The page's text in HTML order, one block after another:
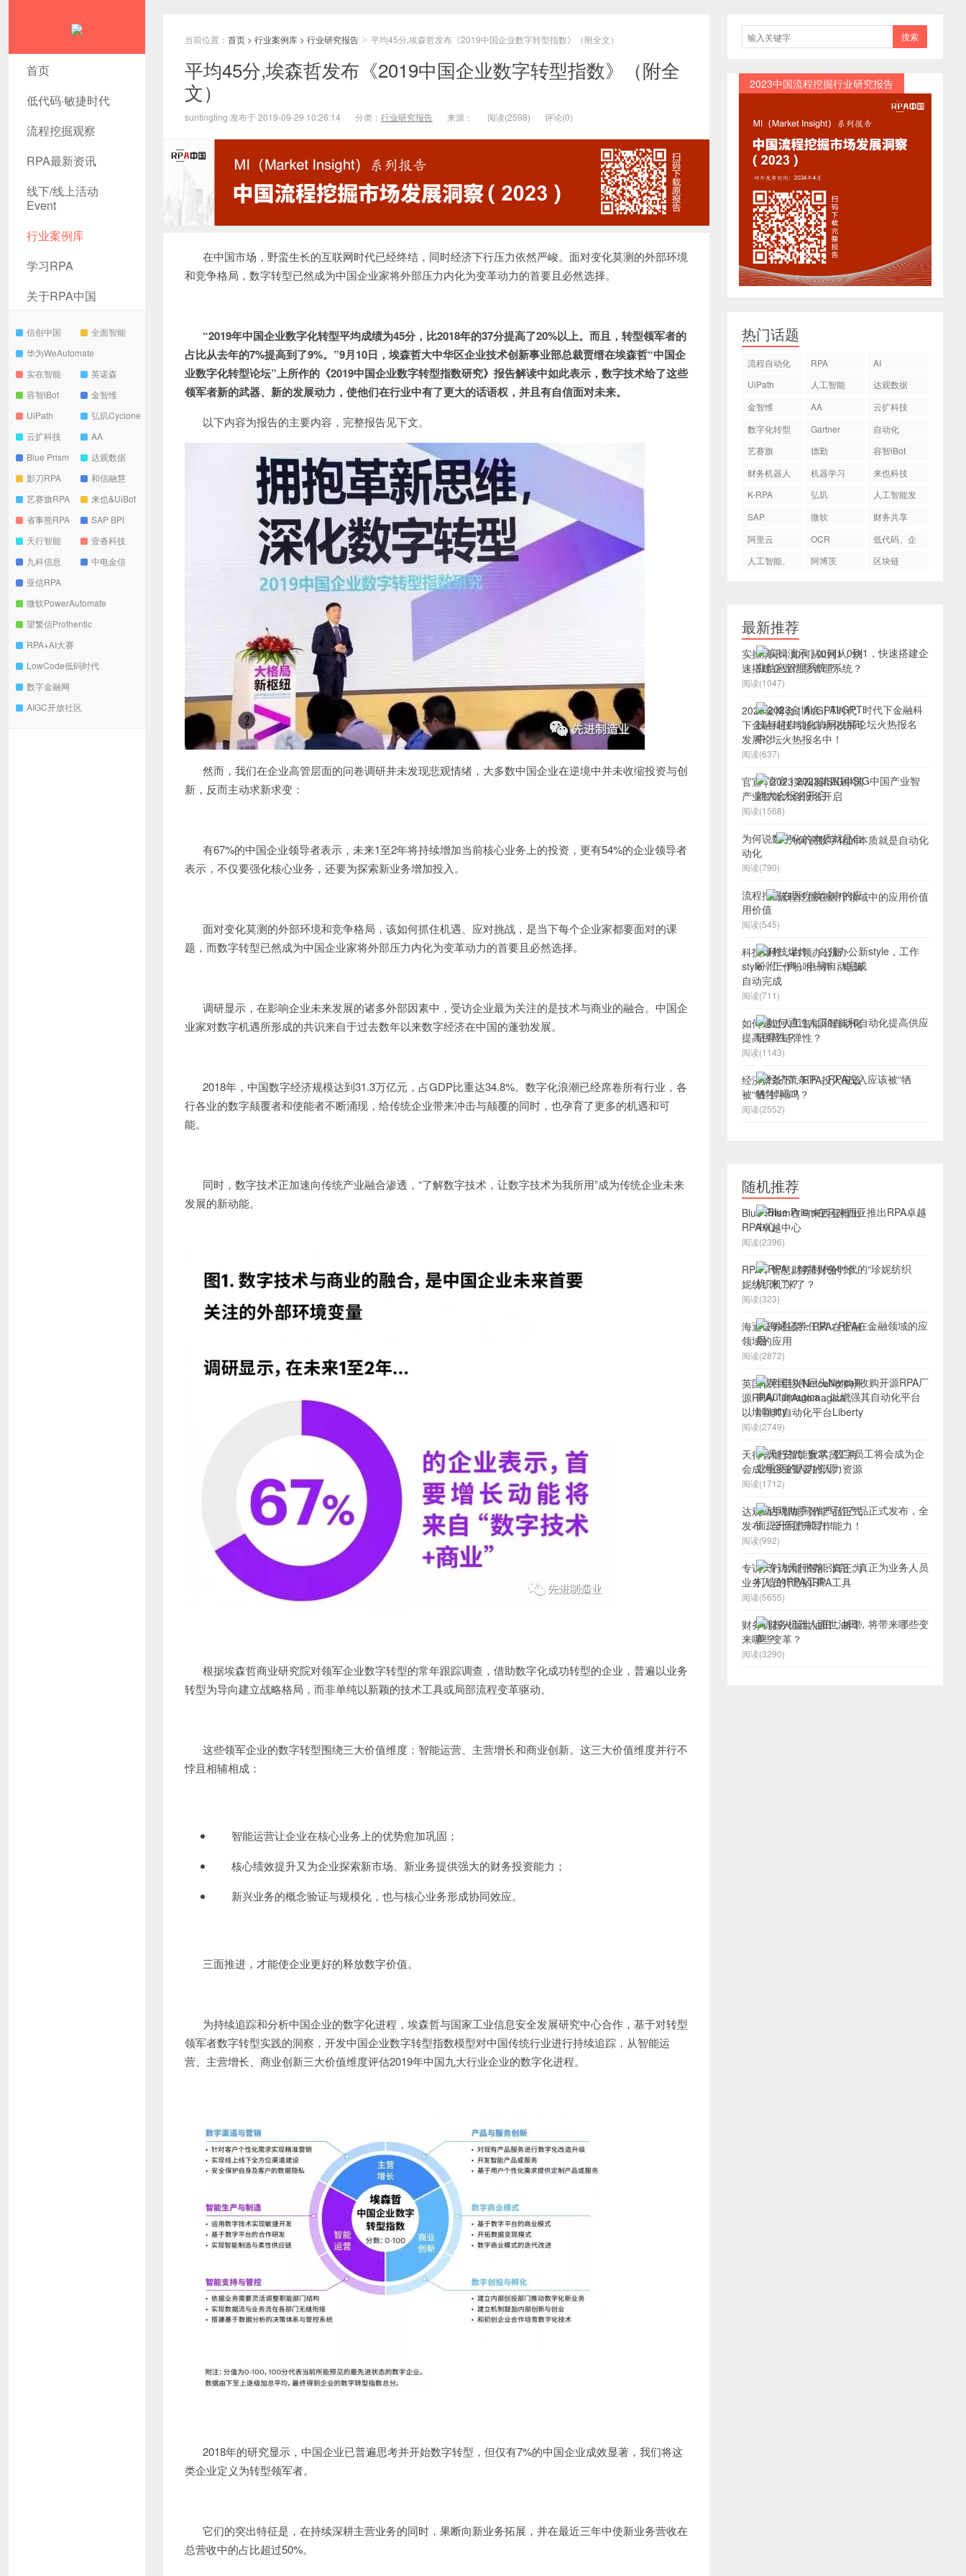
首页
低代码·敏捷时代
流程挖掘观察
RPA最新资讯
线下/线上活动
Event
行业案例库
学习RPA
关于RPA中国
信创中国
全面智能
华为WeAutomate
实在智能
英诺森
容智iBot
金智维
UiPath
弘玑Cyclone
云扩科技
AA
Blue Prism
达观数据
影刀RPA
和信融慧
艺赛旗RPA
来也&UiBot
省事熊RPA
SAP BPI
天行智能
壹沓科技
九科信息
中电金信
亚信RPA
微软PowerAutomate
望繁信Prothentic
RPA+AI大赛
LowCode低码时代
数字金融网
AIGC开放社区
当前位置： 首页 > 行业案例库 > 行业研究报告 > 平均45分,埃森哲发布《2019中国企业数字转型指数》（附全文）
平均45分,埃森哲发布《2019中国企业数字转型指数》（附全
文）
suntingting 发布于 2019-09-29 10:26:14 分类： 行业研究报告 来源： 阅读(2598) 评论(0)
在中国市场，野蛮生长的互联网时代已经终结，同时经济下行压力依然严峻。面对变化莫测的外部环境
和竞争格局，数字转型已然成为中国企业家将外部压力内化为变革动力的首要且必然选择。
“2019年中国企业数字化转型平均成绩为45分，比2018年的37分提高了20%以上。 而且，转型领军者的
占比从去年的7%提高到了9%。 ”9月10日，埃森哲大中华区企业技术创新事业部总裁贾缙在埃森哲“中国企
业数字化转型论坛”上所作的《2019中国企业数字转型指数研究》报告解读中如此表示，数字技术给了这些
领军者新的武器、新的发展动力，使他们在行业中有了更大的话语权，并且有自信面对未来。
以下内容为报告的主要内容，完整报告见下文。
然而，我们在企业高管层面的问卷调研并未发现悲观情绪，大多数中国企业在逆境中并未收缩投资与创
新，反而主动求新求变：
有67%的中国企业领导者表示，未来1至2年将持续增加当前核心业务上的投资，更有54%的企业领导者
表示，不仅要强化核心业务，还要为探索新业务增加投入。
面对变化莫测的外部环境和竞争格局，该如何抓住机遇、应对挑战，是当下每个企业家都要面对的课
题，而数字转型已然成为中国企业家将外部压力内化为变革动力的首要且必然选择。
调研显示，在影响企业未来发展的诸多外部因素中，受访企业最为关注的是技术与商业的融合。中国企
业家对数字机遇所形成的共识来自于过去数年以来数字经济在中国的蓬勃发展。
2018年，中国数字经济规模达到31.3万亿元，占GDP比重达34.8%。数字化浪潮已经席卷所有行业，各
行各业的数字颠覆者和使能者不断涌现，给传统企业带来冲击与颠覆的同时，也孕育了更多的机遇和可
能。
同时，数字技术正加速向传统产业融合渗透，“了解数字技术，让数字技术为我所用”成为传统企业未来
发展的新动能。
根据埃森哲商业研究院对领军企业数字转型的常年跟踪调查，借助数字化成功转型的企业，普遍以业务
转型为导向建立战略格局，而非单纯以新颖的技术工具或局部流程变革驱动。
这些领军企业的数字转型围绕三大价值维度：智能运营、主营增长和商业创新。这三大价值维度并行不
悖且相辅相成：
智能运营让企业在核心业务上的优势愈加巩固；
核心绩效提升又为企业探索新市场、新业务提供强大的财务投资能力；
新兴业务的概念验证与规模化，也与核心业务形成协同效应。
三面推进，才能使企业更好的释放数字价值。
为持续追踪和分析中国企业的数字化进程，埃森哲与国家工业信息安全发展研究中心合作，基于对转型
领军者数字转型实践的洞察，开发中国企业数字转型指数模型对中国传统行业进行持续追踪，从智能运
营、主营增长、商业创新三大价值维度评估2019年中国九大行业企业的数字化进程。
2018年的研究显示，中国企业已普遍思考并开始数字转型，但仅有7%的中国企业成效显著，我们将这
类企业定义为转型领军者。
它们的突出特征是，在持续深耕主营业务的同时，果断向新业务拓展，并在最近三年中使新业务营收在
总营收中的占比超过50%。
搜索
2023中国流程挖掘行业研究报告
热门话题
流程自动化 RPA
AI
UiPath
人工智能
达观数据
金智维
AA
云扩科技
数字化转型
Gartner
自动化
艺赛旗
德勤
容智iBot
财务机器人
机器学习
来也科技
K-RPA
弘玑
Cyclone
人工智能发
展
SAP 微软
财务共享
阿里云
OCR
低代码、企
业数字化转
人工智能、
阿博茨 区块链
最新推荐
实操演示 | 如何从0到1，快
速搭建企业信息管理系统？
阅读(1047)
2023金博会 | AI/GPT时代
下金融科技与超自动化协同
发展论坛火热报名中！
阅读(637)
官宣 | 2023第四届ISIG中国
产业智能大会报名开启
阅读(1568)
为何说数字化的本质就是自
动化
阅读(790)
流程挖掘在医疗领域中的应
用价值
阅读(545)
科技爆炸，白领办公新
style，工作吩咐一声，电脑
自动完成
阅读(711)
如何通过人工智能和自动化
提高供应链弹性？
阅读(1143)
经济萧条下，RPA投入应该
被“牺牲”掉吗？
阅读(2552)
随机推荐
Blue Prism在马来西亚推出
RPA卓越中心
阅读(2396)
RPA，智慧财务时代的“珍
妮纺织机”来了？
阅读(323)
海通证券任荣：RPA在金融
领域的应用
阅读(2872)
英国软件巨头Netcall收购开
源RPA厂商Automagica，
以增强其自动化平台Liberty
阅读(2749)
天行智能安武: 数字员工将
会成为企业重要的人力资源
阅读(1712)
达观助手智能写作产品正式
发布，全面提升写作能力！
阅读(992)
专访天行智能张尧：真正为
业务人员打造的RPA工具
阅读(5655)
财务机器人面世油田，将带
来哪些变革？
阅读(3290)